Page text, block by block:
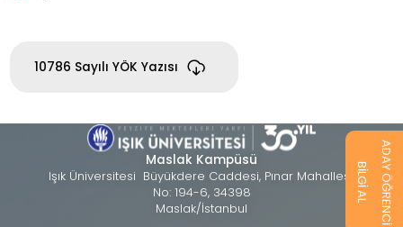
10786 Sayılı YÖK Yazısı
Maslak Kampüsü
Işık Üniversitesi Büyükdere Caddesi, Pınar Mahallesi,
No: 194-6, 34398
Maslak/İstanbul
BİLGİ AL ADAY ÖĞRENCİ